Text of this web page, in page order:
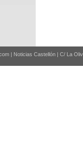
| Noticias Castellón | C/ La